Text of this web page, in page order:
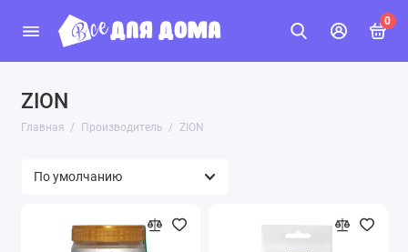
0
ZION
Главная Производитель ZION